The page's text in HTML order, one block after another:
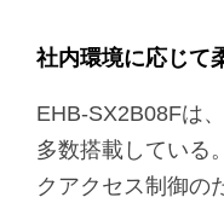
社内環境に応じて
EHB-SX2B08Fは
多数搭載している
クアクセス制御の